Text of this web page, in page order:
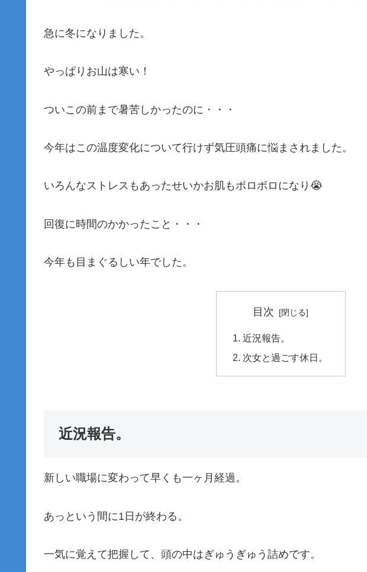
急に冬になりました。
やっぱりお山は寒い！
ついこの前まで暑苦しかったのに・・・
今年はこの温度変化について行けず気圧頭痛に悩まされました。
いろんなストレスもあったせいかお肌もボロボロになり😭
回復に時間のかかったこと・・・
今年も目まぐるしい年でした。
目次
近況報告。
次女と過ごす休日。
近況報告。
新しい職場に変わって早くも一ヶ月経過。
あっという間に1日が終わる。
一気に覚えて把握して、頭の中はぎゅうぎゅう詰めです。